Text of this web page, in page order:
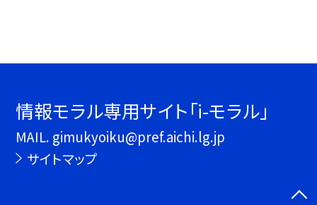
情報モラル専用サイト「i-モラル」
MAIL. gimukyoiku@pref.aichi.lg.jp
サイトマップ